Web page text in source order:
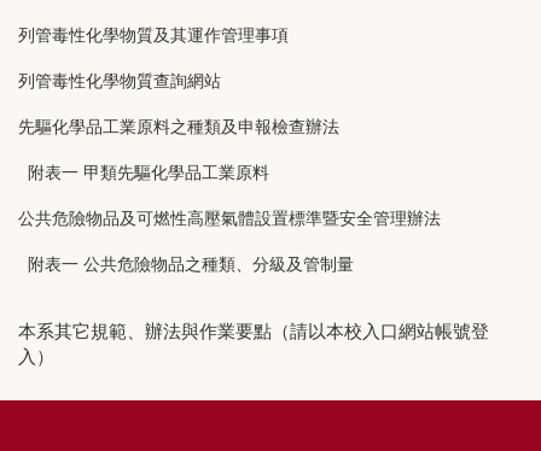
列管毒性化學物質及其運作管理事項
列管毒性化學物質查詢網站
先驅化學品工業原料之種類及申報檢查辦法
附表一 甲類先驅化學品工業原料
公共危險物品及可燃性高壓氣體設置標準暨安全管理辦法
附表一 公共危險物品之種類、分級及管制量
本系其它規範、辦法與作業要點（請以本校入口網站帳號登
入）